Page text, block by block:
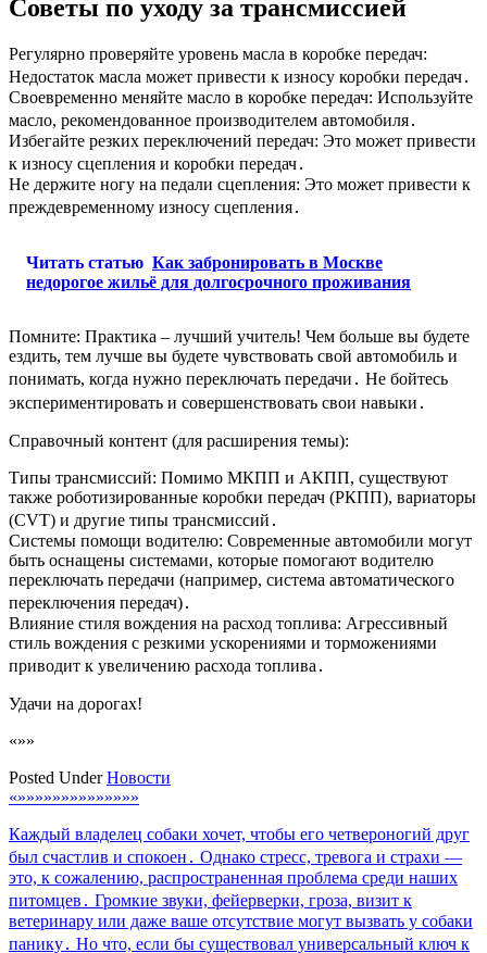
Советы по уходу за трансмиссией
Регулярно проверяйте уровень масла в коробке передач:
Недостаток масла может привести к износу коробки передач․
Своевременно меняйте масло в коробке передач: Используйте
масло, рекомендованное производителем автомобиля․
Избегайте резких переключений передач: Это может привести
к износу сцепления и коробки передач․
Не держите ногу на педали сцепления: Это может привести к
преждевременному износу сцепления․
Читать статью Как забронировать в Москве
недорогое жильё для долгосрочного проживания
Помните: Практика – лучший учитель! Чем больше вы будете
ездить, тем лучше вы будете чувствовать свой автомобиль и
понимать, когда нужно переключать передачи․ Не бойтесь
экспериментировать и совершенствовать свои навыки․
Справочный контент (для расширения темы):
Типы трансмиссий: Помимо МКПП и АКПП, существуют
также роботизированные коробки передач (РКПП), вариаторы
(CVT) и другие типы трансмиссий․
Системы помощи водителю: Современные автомобили могут
быть оснащены системами, которые помогают водителю
переключать передачи (например, система автоматического
переключения передач)․
Влияние стиля вождения на расход топлива: Агрессивный
стиль вождения с резкими ускорениями и торможениями
приводит к увеличению расхода топлива․
Удачи на дорогах!
«»»
Posted UnderНовости
Навигация
по
записям
«»»»»»»»»»»»»»»
Каждый владелец собаки хочет, чтобы его четвероногий друг
был счастлив и спокоен․ Однако стресс, тревога и страхи —
это, к сожалению, распространенная проблема среди наших
питомцев․ Громкие звуки, фейерверки, гроза, визит к
ветеринару или даже ваше отсутствие могут вызвать у собаки
панику․ Но что, если бы существовал универсальный ключ к